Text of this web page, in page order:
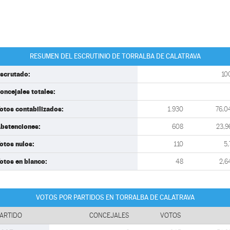
RESUMEN DEL ESCRUTINIO DE TORRALBA DE CALATRAVA
totales:
contabilizados: 1.930
608
nulos: 110
en blanco: 48
VOTOS POR PARTIDOS EN TORRALBA DE CALATRAVA
CONCEJALES VOTOS